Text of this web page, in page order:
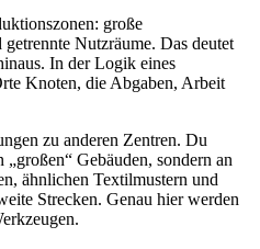
große
Nutzräume. Das deutet
In der Logik eines
Knoten, die Abgaben, Arbeit
zu anderen Zentren. Du
Gebäuden, sondern an
ähnlichen Textilmustern und
Strecken. Genau hier werden